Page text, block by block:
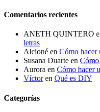
Comentarios recientes
ANETH QUINTERO
letras
Alcioné en Cómo hacer
Susana Duarte en Cómo
Aurora en Cómo hacer
Víctoren Qué es DIY
Categorías